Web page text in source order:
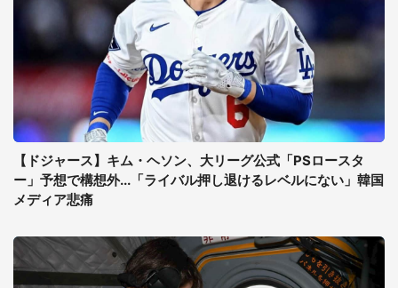
【ドジャース】キム・ヘソン、大リーグ公式「PSロースタ
ー」予想で構想外...「ライバル押し退けるレベルにない」韓国
メディア悲痛